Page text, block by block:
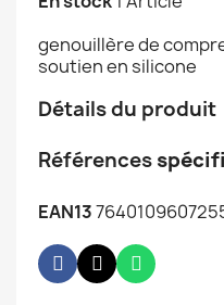
genouillère de
soutien en silicone
Détails du produit
Références
EAN13